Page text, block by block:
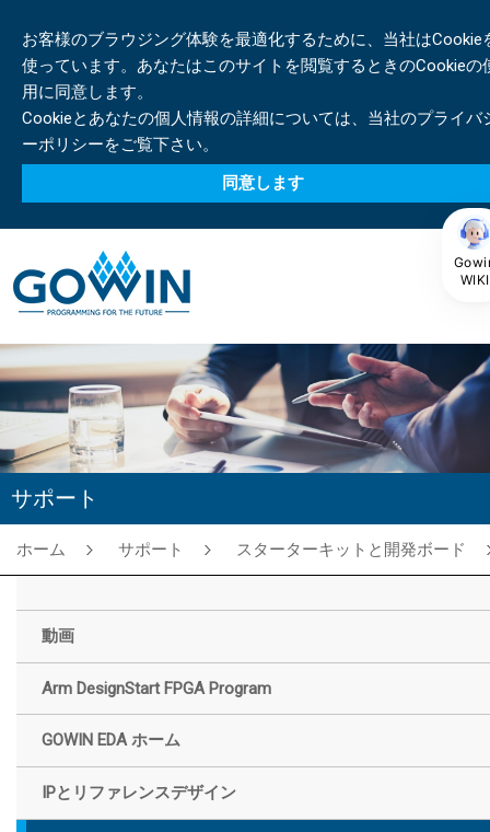
お客様のブラウジング体験を最適化するために、当社はCookie
使っています。あなたはこのサイトを閲覧するときのCookieの
用に同意します。
Cookieとあなたの個人情報の詳細については、当社のプライバ
ーポリシーをご覧下さい。
同意します
サポート
ホーム サポート スターターキットと開発ボード
動画
Arm DesignStart FPGA Program
GOWIN EDA ホーム
IPとリファレンスデザイン
WIKI